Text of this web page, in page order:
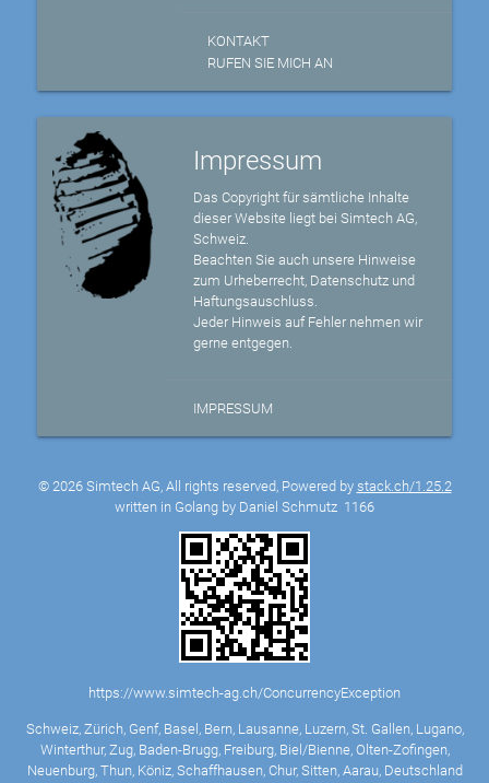
KONTAKT
RUFEN SIE MICH AN
Impressum
Das Copyright für sämtliche Inhalte
dieser Website liegt bei Simtech AG,
Schweiz.
Beachten Sie auch unsere Hinweise
zum Urheberrecht, Datenschutz und
Haftungsauschluss.
Jeder Hinweis auf Fehler nehmen wir
gerne entgegen.
IMPRESSUM
© 2026 Simtech AG, All rights reserved, Powered by stack.ch/1.25.2
written in Golang by Daniel Schmutz 1166
https://www.simtech-ag.ch/ConcurrencyException
Schweiz, Zürich, Genf, Basel, Bern, Lausanne, Luzern, St. Gallen, Lugano,
Winterthur, Zug, Baden-Brugg, Freiburg, Biel/Bienne, Olten-Zofingen,
Neuenburg, Thun, Köniz, Schaffhausen, Chur, Sitten, Aarau, Deutschland